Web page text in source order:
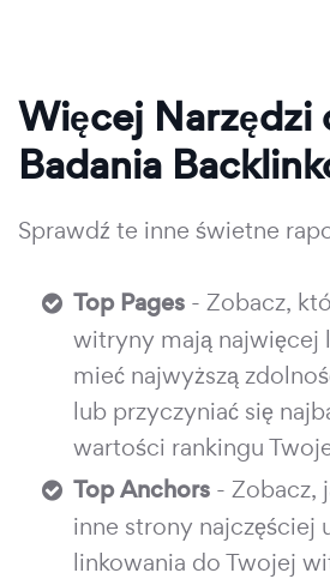
Więcej Narzędzi
Badania
Sprawdź te inne świetne
Top Pages - Zobacz,
witryny mają najwięcej
mieć najwyższą
lub przyczyniać się
wartości rankingu
Top Anchors - Zobacz,
inne strony najczęściej
linkowania do Twojej